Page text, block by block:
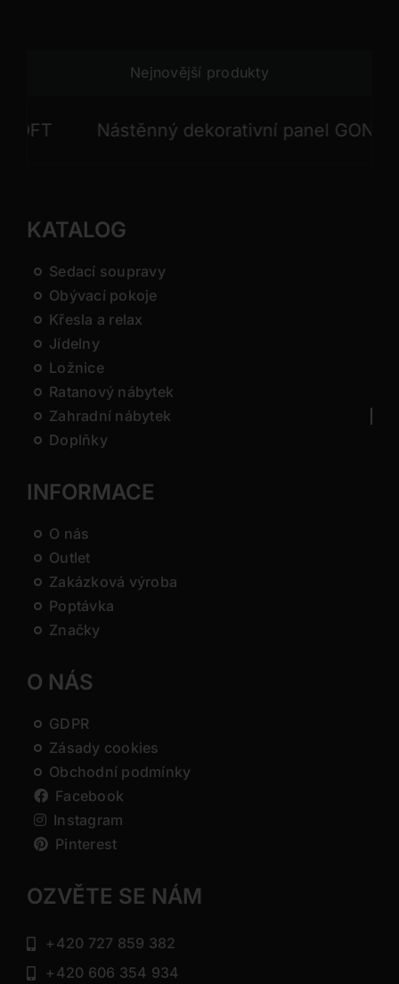
Nejnovější produkty
Nástěnný dekorativní panel GONG
KATALOG
Sedací soupravy
Obývací pokoje
Křesla a relax
Jídelny
Ložnice
Ratanový nábytek
Zahradní nábytek
Doplňky
INFORMACE
O nás
Outlet
Zakázková výroba
Poptávka
Značky
O NÁS
GDPR
Zásady cookies
Obchodní podmínky
Facebook
Instagram
Pinterest
OZVĚTE SE NÁM
+420 727 859 382
+420 606 354 934